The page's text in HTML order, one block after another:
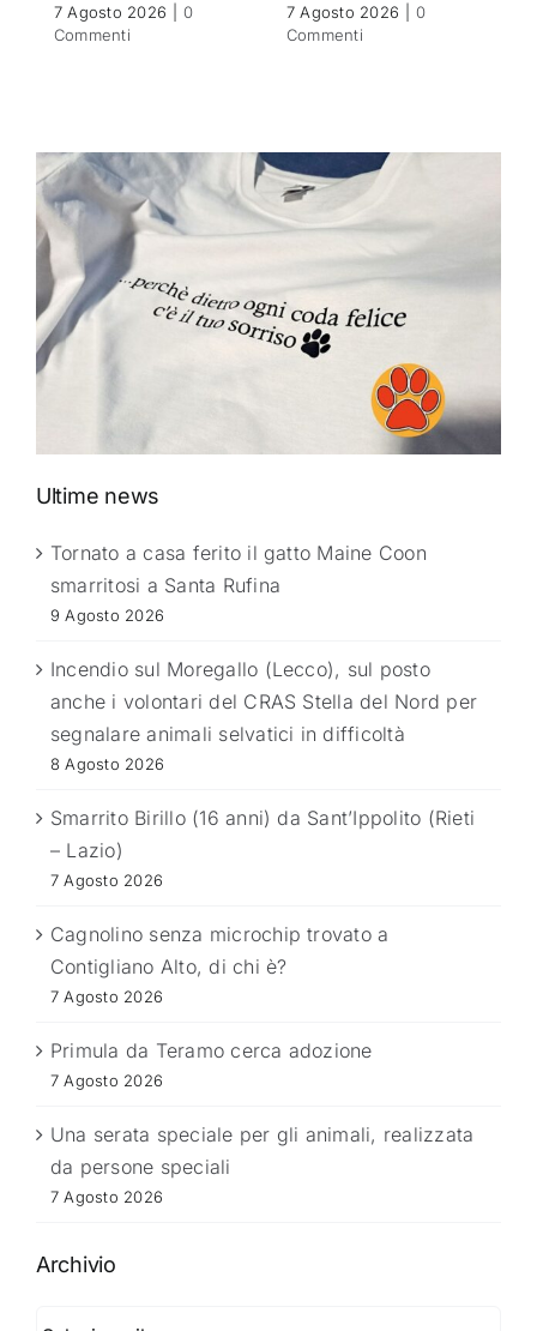
7 Agosto 2026
0
Commenti
7 Agosto 2026
0
Commenti
Ultime news
Tornato a casa ferito il gatto Maine Coon
smarritosi a Santa Rufina
9 Agosto 2026
Incendio sul Moregallo (Lecco), sul posto
anche i volontari del CRAS Stella del Nord per
segnalare animali selvatici in difficoltà
8 Agosto 2026
Smarrito Birillo (16 anni) da Sant’Ippolito (Rieti
– Lazio)
7 Agosto 2026
Cagnolino senza microchip trovato a
Contigliano Alto, di chi è?
7 Agosto 2026
Primula da Teramo cerca adozione
7 Agosto 2026
Una serata speciale per gli animali, realizzata
da persone speciali
7 Agosto 2026
Archivio